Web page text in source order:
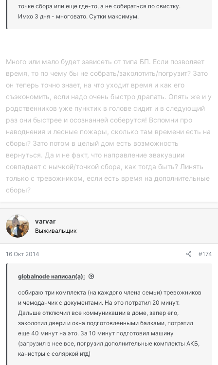
точке сбора или еще где-то, а не собираться по свистку.
Имхо 3 дня - многовато. Сутки максимум.
Много или мало будет зависеть от типа БП. Если позволяет
время, то по чему бы не собрать/заколотить/погрузит? Зато
он теперь точно знает, на что уходит время и как его
съэкономить, если надо очень быстро драпать. Опять же и у
родственников уже пунктик в голове сидит и в следующий
раз они быстрее и осознанней соберутся! Вспомни про
наводнения и лесные пожары, сколько там времени есть на
сборы? Зато потом в целый дом есть возможность
вернуться. Да и не факт, что направление эвакуации
совпадает с нычкой/точкой сбора, как тогда быть? Линять
только с тревожником, если есть время на дополнительные
сборы?
varvar
Выживальщик
16 Окт 2014 #174
globalnode написал(а):
собираю три комплекта (на каждого члена семьи) тревожников
и чемоданчик с документами. На это потратил 20 минут.
Дальше отключил все коммуникации в доме, запер его,
заколотил двери и окна подготовленными балками, потратил
еще 40 минут на это. За 10 минут подготовил машину
(загрузил в нее все, погрузил дополнительные комплекты АКБ,
канистры с соляркой итд)